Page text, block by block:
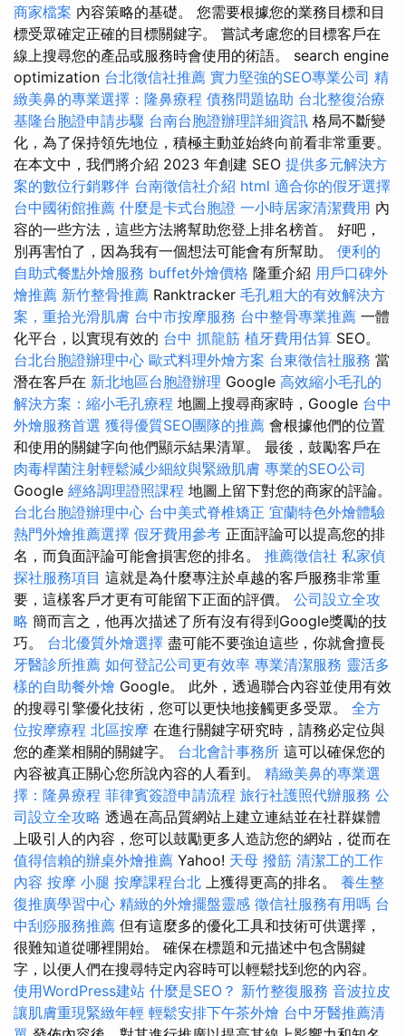
商家檔案 內容策略的基礎。 您需要根據您的業務目標和目
標受眾確定正確的目標關鍵字。 嘗試考慮您的目標客戶在
線上搜尋您的產品或服務時會使用的術語。 search engine
optimization 台北徵信社推薦 實力堅強的SEO專業公司 精
緻美鼻的專業選擇：隆鼻療程 債務問題協助 台北整復治療
基隆台胞證申請步驟 台南台胞證辦理詳細資訊 格局不斷變
化，為了保持領先地位，積極主動並始終向前看非常重要。
在本文中，我們將介紹 2023 年創建 SEO 提供多元解決方
案的數位行銷夥伴 台南徵信社介紹 html 適合你的假牙選擇
台中國術館推薦 什麼是卡式台胞證 一小時居家清潔費用 內
容的一些方法，這些方法將幫助您登上排名榜首。 好吧，
別再害怕了，因為我有一個想法可能會有所幫助。 便利的
自助式餐點外燴服務 buffet外燴價格 隆重介紹 用戶口碑外
燴推薦 新竹整骨推薦 Ranktracker 毛孔粗大的有效解決方
案，重拾光滑肌膚 台中市按摩服務 台中整骨專業推薦 一體
化平台，以實現有效的 台中 抓龍筋 植牙費用估算 SEO。
台北台胞證辦理中心 歐式料理外燴方案 台東徵信社服務 當
潛在客戶在 新北地區台胞證辦理 Google 高效縮小毛孔的
解決方案：縮小毛孔療程 地圖上搜尋商家時，Google 台中
外燴服務首選 獲得優質SEO團隊的推薦 會根據他們的位置
和使用的關鍵字向他們顯示結果清單。 最後，鼓勵客戶在
肉毒桿菌注射輕鬆減少細紋與緊緻肌膚 專業的SEO公司
Google 經絡調理證照課程 地圖上留下對您的商家的評論。
台北台胞證辦理中心 台中美式脊椎矯正 宜蘭特色外燴體驗
熱門外燴推薦選擇 假牙費用參考 正面評論可以提高您的排
名，而負面評論可能會損害您的排名。 推薦徵信社 私家偵
探社服務項目 這就是為什麼專注於卓越的客戶服務非常重
要，這樣客戶才更有可能留下正面的評價。 公司設立全攻
略 簡而言之，他再次描述了所有沒有得到Google獎勵的技
巧。 台北優質外燴選擇 盡可能不要強迫這些，你就會擅長
牙醫診所推薦 如何登記公司更有效率 專業清潔服務 靈活多
樣的自助餐外燴 Google。 此外，透過聯合內容並使用有效
的搜尋引擎優化技術，您可以更快地接觸更多受眾。 全方
位按摩療程 北區按摩 在進行關鍵字研究時，請務必定位與
您的產業相關的關鍵字。 台北會計事務所 這可以確保您的
內容被真正關心您所說內容的人看到。 精緻美鼻的專業選
擇：隆鼻療程 菲律賓簽證申請流程 旅行社護照代辦服務 公
司設立全攻略 透過在高品質網站上建立連結並在社群媒體
上吸引人的內容，您可以鼓勵更多人造訪您的網站，從而在
值得信賴的辦桌外燴推薦 Yahoo! 天母 撥筋 清潔工的工作
內容 按摩 小腿 按摩課程台北 上獲得更高的排名。 養生整
復推廣學習中心 精緻的外燴擺盤靈感 徵信社服務有用嗎 台
中刮痧服務推薦 但有這麼多的優化工具和技術可供選擇，
很難知道從哪裡開始。 確保在標題和元描述中包含關鍵
字，以便人們在搜尋特定內容時可以輕鬆找到您的內容。
使用WordPress建站 什麼是SEO？ 新竹整復服務 音波拉皮
讓肌膚重現緊緻年輕 輕鬆安排下午茶外燴 台中牙醫推薦清